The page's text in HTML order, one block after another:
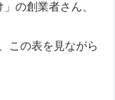
の創業者さん、
この表を見ながら